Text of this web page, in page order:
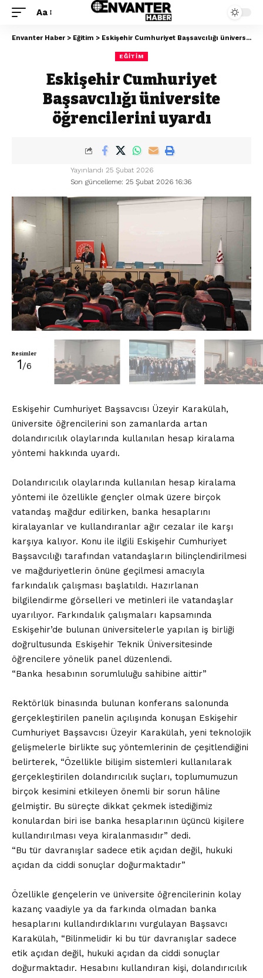
Aa
Envanter Haber > Eğitim > Eskişehir Cumhuriyet Başsavcılığı üniversite öğrencilerini uyardı
EĞITIM
Eskişehir Cumhuriyet
Başsavcılığı üniversite
öğrencilerini uyardı
Son güncelleme: 25 Şubat 2026 16:36
Yayınlandı 25 Şubat 2026
Resimler
1/6
Eskişehir Cumhuriyet Başsavcısı Üzeyir Karakülah,
üniversite öğrencilerini son zamanlarda artan
dolandırıcılık olaylarında kullanılan hesap kiralama
yöntemi hakkında uyardı.
Dolandırıcılık olaylarında kullanılan hesap kiralama
yöntemi ile özellikle gençler olmak üzere birçok
vatandaş mağdur edilirken, banka hesaplarını
kiralayanlar ve kullandıranlar ağır cezalar ile karşı
karşıya kalıyor. Konu ile ilgili Eskişehir Cumhuriyet
Başsavcılığı tarafından vatandaşların bilinçlendirilmesi
ve mağduriyetlerin önüne geçilmesi amacıyla
farkındalık çalışması başlatıldı. Hazırlanan
bilgilendirme görselleri ve metinleri ile vatandaşlar
uyarılıyor. Farkındalık çalışmaları kapsamında
Eskişehir’de bulunan üniversitelerle yapılan iş birliği
doğrultusunda Eskişehir Teknik Üniversitesinde
öğrencilere yönelik panel düzenlendi.
“Banka hesabının sorumluluğu sahibine aittir”
Rektörlük binasında bulunan konferans salonunda
gerçekleştirilen panelin açılışında konuşan Eskişehir
Cumhuriyet Başsavcısı Üzeyir Karakülah, yeni teknolojik
gelişmelerle birlikte suç yöntemlerinin de çeşitlendiğini
belirterek, “Özellikle bilişim sistemleri kullanılarak
gerçekleştirilen dolandırıcılık suçları, toplumumuzun
birçok kesimini etkileyen önemli bir sorun hâline
gelmiştir. Bu süreçte dikkat çekmek istediğimiz
konulardan biri ise banka hesaplarının üçüncü kişilere
kullandırılması veya kiralanmasıdır” dedi.
“Bu tür davranışlar sadece etik açıdan değil, hukuki
açıdan da ciddi sonuçlar doğurmaktadır”
Özellikle gençelerin ve üniversite öğrencilerinin kolay
kazanç vaadiyle ya da farkında olmadan banka
hesaplarını kullandırdıklarını vurgulayan Başsavcı
Karakülah, “Bilinmelidir ki bu tür davranışlar sadece
etik açıdan değil, hukuki açıdan da ciddi sonuçlar
doğurmaktadır. Hesabını kullandıran kişi, dolandırıcılık